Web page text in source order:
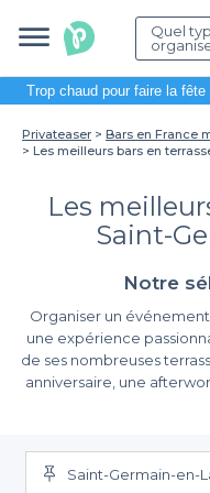
Quel
Trop chaud pour faire la fête
Privateaser Bars en France
Les meilleurs bars en
Les
Saint-
Notre
Organiser un
une expérience
de ses nombreuses
anniversaire, une
moment de convivialité
entourée par la beauté
Une simplicité
Avec Privateaser,
Saint-Germain-en-